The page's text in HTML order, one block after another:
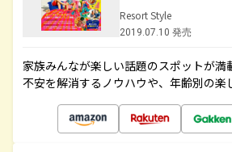
Resort Style
2019.07.10 発売
家族みんなが楽しい話題のスポットが満
不安を解消するノウハウや、年齢別の楽